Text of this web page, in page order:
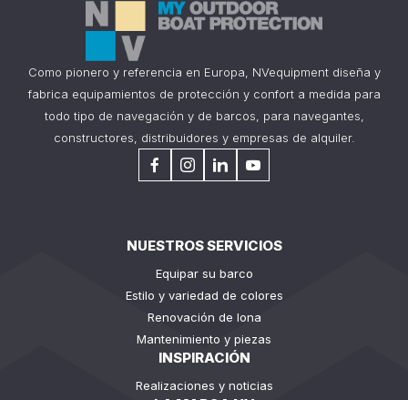
Como pionero y referencia en Europa, NVequipment diseña y
fabrica equipamientos de protección y confort a medida para
todo tipo de navegación y de barcos, para navegantes,
constructores, distribuidores y empresas de alquiler.
NUESTROS SERVICIOS
Equipar su barco
Estilo y variedad de colores
Renovación de lona
Mantenimiento y piezas
INSPIRACIÓN
Realizaciones y noticias